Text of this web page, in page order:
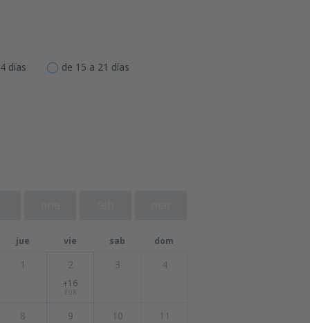
días de 15 a 21 días
jue vie sab dom
1 2
+16
EUR
3 4
8 9 10 11